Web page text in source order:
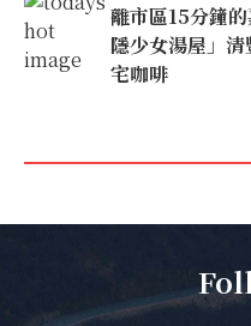
離市區15分鐘
隱少女湯屋」
宅咖啡